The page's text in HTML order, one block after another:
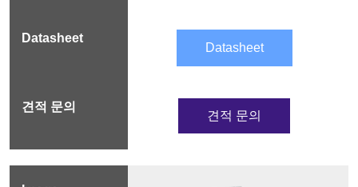
Datasheet
견적 문의